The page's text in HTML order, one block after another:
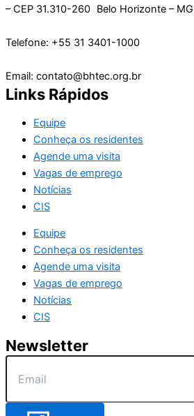
– CEP 31.310-260 Belo Horizonte – MG
Telefone: +55 31 3401-1000
Email: contato@bhtec.org.br
Links Rápidos
Equipe
Conheça os residentes
Agende uma visita
Vagas de emprego
Notícias
CIS
Equipe
Conheça os residentes
Agende uma visita
Vagas de emprego
Notícias
CIS
Newsletter